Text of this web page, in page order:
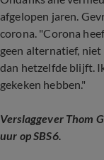
afgelopen jaren.
corona. "Corona
geen alternatief,
dan hetzelfde blijft.
gekeken hebben."
Verslaggever Thom
uur op SBS6.